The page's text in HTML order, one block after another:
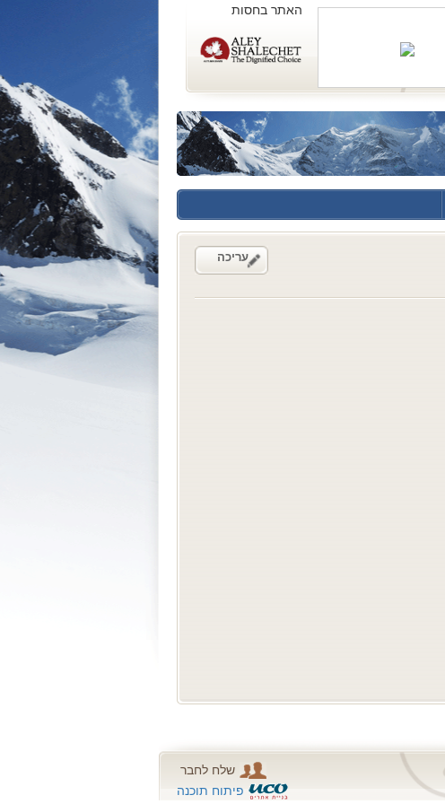
האתר בחסות
עריכה
שלח לחבר
פיתוח תוכנה